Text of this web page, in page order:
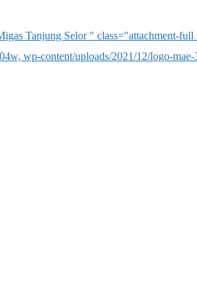
Tanjung Selor " class="attachment-
wp-content/uploads/2021/12/logo-